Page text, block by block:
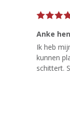
Anke
Ik heb
kunnen
schittert.